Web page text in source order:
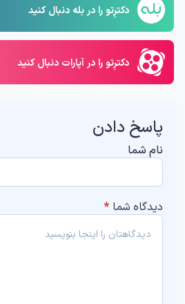
دکترِتو را در بله دنبال کنید
دکترِتو را در آپارات دنبال کنید
پاسخ دادن
نام شما
دیدگاه شما *